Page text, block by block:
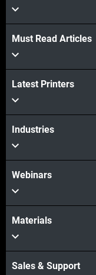
Must Read Articles
Latest Printers
Industries
Webinars
Materials
Sales & Support